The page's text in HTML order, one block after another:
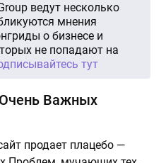
ведут несколько
мнения
о бизнесе и
не попадают на
тут
Важных
продает плацебо —